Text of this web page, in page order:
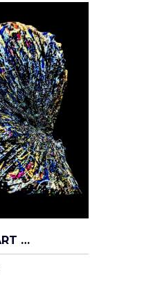
DARKNESS ART CAP — VANITAS ÉTERNELLE